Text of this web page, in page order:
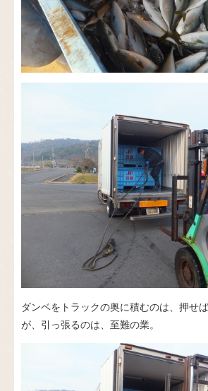
ダンベをトラックの奥に積むのは、押せ
が、引っ張るのは、至難の業。